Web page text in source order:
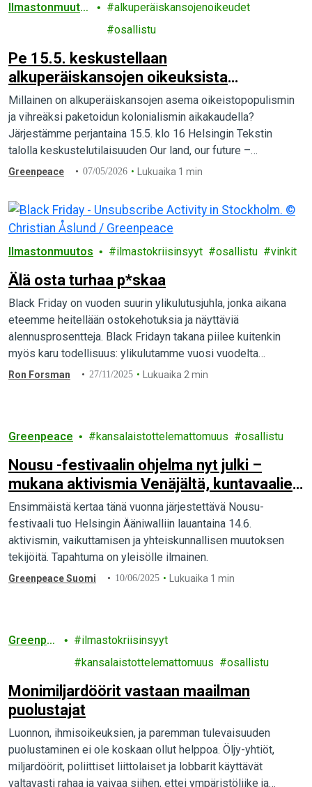
Ilmastonmuuto
alkuperäiskansojenoikeudet
osallistu
Pe 15.5. keskustellaan
alkuperäiskansojen oikeuksista
trumpiaanisina aikoina – Tule mukaan!
Millainen on alkuperäiskansojen asema oikeistopopulismin
ja vihreäksi paketoidun kolonialismin aikakaudella?
Järjestämme perjantaina 15.5. klo 16 Helsingin Tekstin
talolla keskustelutilaisuuden Our land, our future –
Alkuperäiskansojen oikeudet trumpiaanisina aikoina.
Greenpeace 07/05/2026 Lukuaika 1 min
Ilmastonmuutos ilmastokriisinsyyt osallistu vinkit
Älä osta turhaa p*skaa
Black Friday on vuoden suurin ylikulutusjuhla, jonka aikana
eteemme heitellään ostokehotuksia ja näyttäviä
alennusprosentteja. Black Fridayn takana piilee kuitenkin
myös karu todellisuus: ylikulutamme vuosi vuodelta
enemmän maapallon resursseja. Suomessa
Ron Forsman 27/11/2025 Lukuaika 2 min
Greenpeace kansalaistottelemattomuus osallistu
Nousu -festivaalin ohjelma nyt julki –
mukana aktivismia Venäjältä, kuntavaalien
ääniharava Alma Tuuva, somevaikuttajia,
hyperpop-artisti Knife Girl ja paljon muuta
Ensimmäistä kertaa tänä vuonna järjestettävä Nousu-
festivaali tuo Helsingin Ääniwalliin lauantaina 14.6.
aktivismin, vaikuttamisen ja yhteiskunnallisen muutoksen
tekijöitä. Tapahtuma on yleisölle ilmainen.
Greenpeace Suomi 10/06/2025 Lukuaika 1 min
Greenpe
ilmastokriisinsyyt
kansalaistottelemattomuus
osallistu
Monimiljardöörit vastaan maailman
puolustajat
Luonnon, ihmisoikeuksien, ja paremman tulevaisuuden
puolustaminen ei ole koskaan ollut helppoa. Öljy-yhtiöt,
miljardöörit, poliittiset liittolaiset ja lobbarit käyttävät
valtavasti rahaa ja vaivaa siihen, ettei ympäristöliike ja